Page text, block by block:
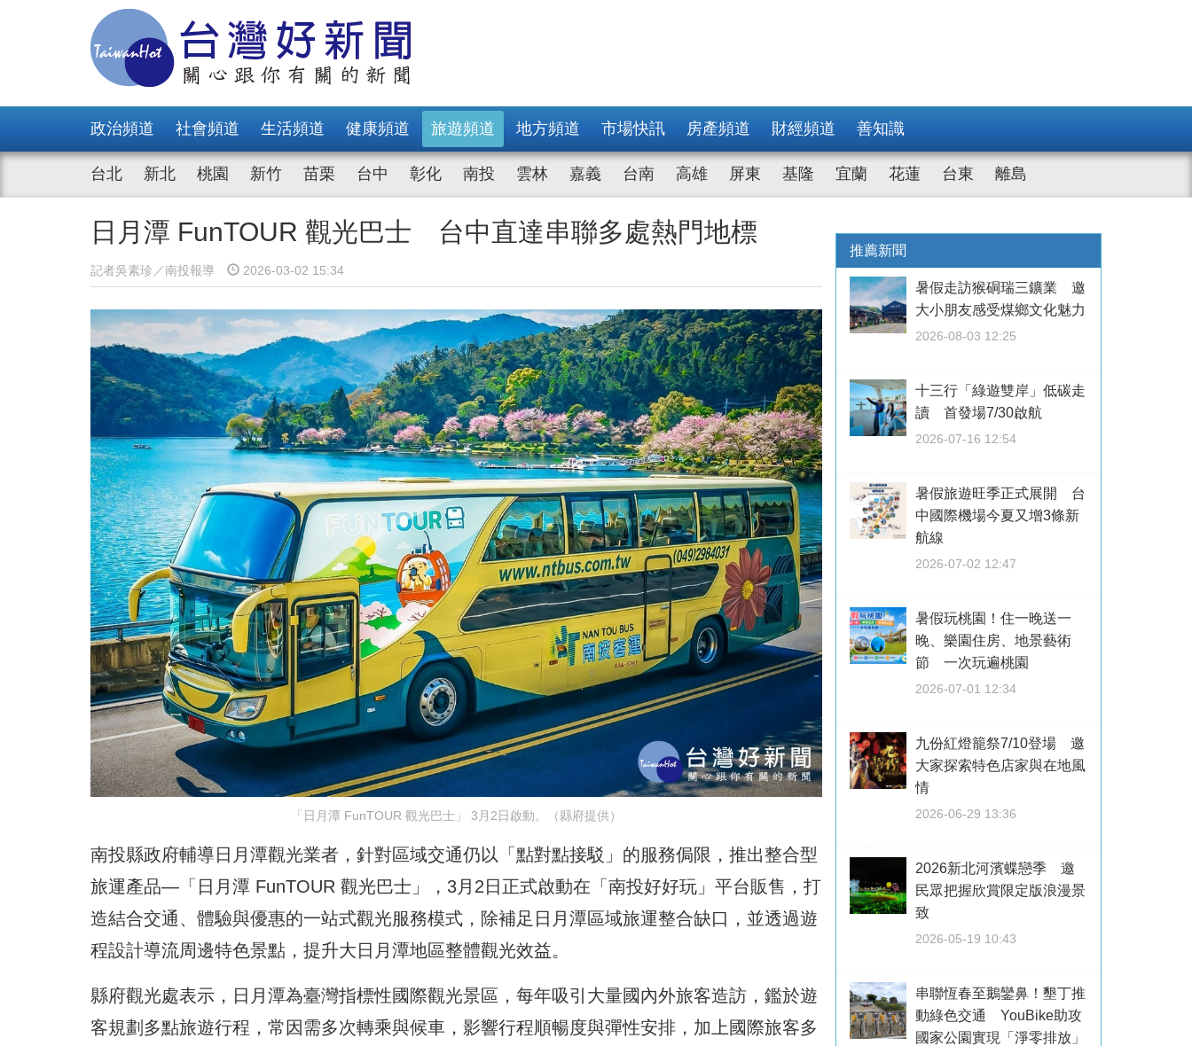
政治頻道 社會頻道 生活頻道 健康頻道 旅遊頻道 地方頻道 市場快訊 房產頻道 財經頻道 善知識
台北 新北 桃園 新竹 苗栗 台中 彰化 南投 雲林 嘉義 台南 高雄 屏東 基隆 宜蘭 花蓮 台東 離島
日月潭 FunTOUR 觀光巴士 台中直達串聯多處熱門地標
記者吳素珍／南投報導 2026-03-02 15:34
「日月潭 FunTOUR 觀光巴士」 3月2日啟動。（縣府提供）
南投縣政府輔導日月潭觀光業者，針對區域交通仍以「點對點接駁」的服務侷限，推出整合型
旅運產品—「日月潭 FunTOUR 觀光巴士」，3月2日正式啟動在「南投好好玩」平台販售，打
造結合交通、體驗與優惠的一站式觀光服務模式，除補足日月潭區域旅運整合缺口，並透過遊
程設計導流周邊特色景點，提升大日月潭地區整體觀光效益。
縣府觀光處表示，日月潭為臺灣指標性國際觀光景區，每年吸引大量國內外旅客造訪，鑑於遊
客規劃多點旅遊行程，常因需多次轉乘與候車，影響行程順暢度與彈性安排，加上國際旅客多
推薦新聞
暑假走訪猴硐瑞三鑛業 邀
大小朋友感受煤鄉文化魅力
2026-08-03 12:25
十三行「綠遊雙岸」低碳走
讀 首發場7/30啟航
2026-07-16 12:54
暑假旅遊旺季正式展開 台
中國際機場今夏又增3條新
航線
2026-07-02 12:47
暑假玩桃園！住一晚送一
晚、樂園住房、地景藝術
節 一次玩遍桃園
2026-07-01 12:34
九份紅燈籠祭7/10登場 邀
大家探索特色店家與在地風
情
2026-06-29 13:36
2026新北河濱蝶戀季 邀
民眾把握欣賞限定版浪漫景
致
2026-05-19 10:43
串聯恆春至鵝鑾鼻！墾丁推
動綠色交通 YouBike助攻
國家公園實現「淨零排放」